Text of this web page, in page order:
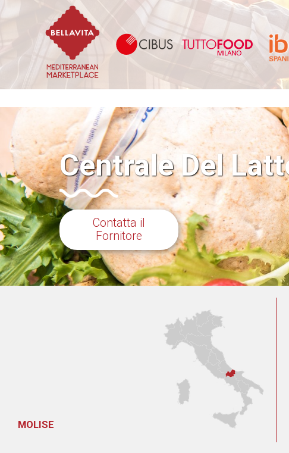
Bellavita Marketplace
Cibus
Centrale Del
Contatta il
Fornitore
MOLISE